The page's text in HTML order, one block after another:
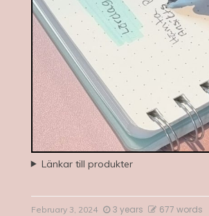
Länkar till produkter
February 3, 2024 3 years 677 words